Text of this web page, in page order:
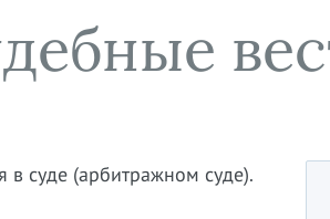
в суде (арбитражном суде).